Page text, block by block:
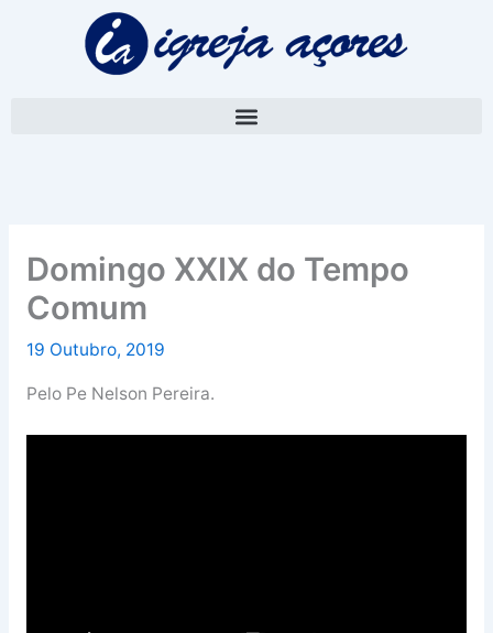
Domingo XXIX do Tempo
Comum
19 Outubro, 2019
Pelo Pe Nelson Pereira.